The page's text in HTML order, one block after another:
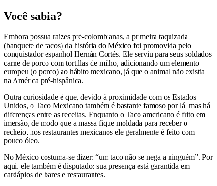
Você sabia?
Embora possua raízes pré-colombianas, a primeira taquizada
(banquete de tacos) da história do México foi promovida pelo
conquistador espanhol Hernán Cortés. Ele serviu para seus soldados
carne de porco com tortillas de milho, adicionando um elemento
europeu (o porco) ao hábito mexicano, já que o animal não existia
na América pré-hispânica.
Outra curiosidade é que, devido à proximidade com os Estados
Unidos, o Taco Mexicano também é bastante famoso por lá, mas há
diferenças entre as receitas. Enquanto o Taco americano é frito em
imersão, de modo que a massa fique moldada para receber o
recheio, nos restaurantes mexicanos ele geralmente é feito com
pouco óleo.
No México costuma-se dizer: “um taco não se nega a ninguém”. Por
aqui, ele também é disputado: sua presença está garantida em
cardápios de bares e restaurantes.